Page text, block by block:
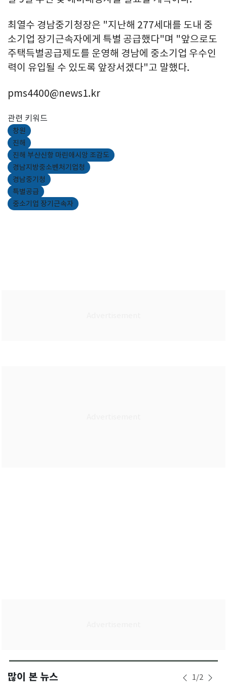
최열수 경남중기청장은 "지난해 277세대를 도내 중
소기업 장기근속자에게 특별 공급했다"며 "앞으로도
주택득별공급제도를 운영해 경남에 중소기업 우수인
력이 유입될 수 있도록 앞장서겠다"고 말했다.
pms4400@news1.kr
관련 키워드
창원
진해
진해 부산신항 마린애시앙 조감도
경남지방중소벤처기업청
경남중기청
특별공급
중소기업 장기근속자
많이 본 뉴스 1/2